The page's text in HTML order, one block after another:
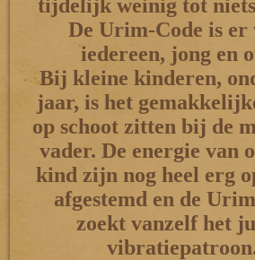
tijdelijk weinig tot
De Urim-Code is er
iedereen, jong en
Bij kleine kinderen,
jaar, is het
op schoot zitten bij de
vader. De energie van
kind zijn nog heel erg
afgestemd en de
zoekt vanzelf het